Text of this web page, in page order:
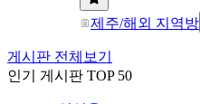
제주/해외 지역방
게시판 전체보기
인기 게시판 TOP 50